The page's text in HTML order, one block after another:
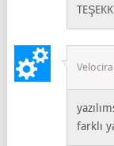
farklı